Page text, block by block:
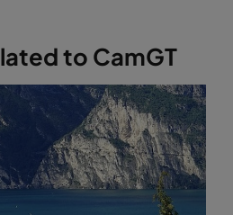
to CamGT